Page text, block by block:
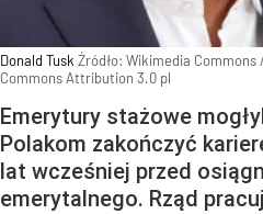
Donald Tusk Źródło: Wikimedia Commons/
Commons Attribution 3.0 pl
Emerytury stażowe
Polakom zakończyć
lat wcześniej przed
emerytalnego. Rząd